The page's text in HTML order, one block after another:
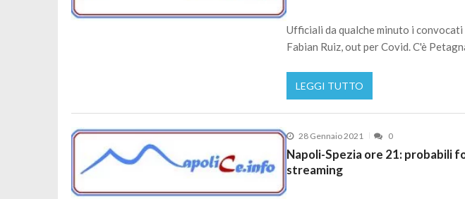
Ufficiali da qualche minuto i
Fabian Ruiz, out per Covid. C'è
LEGGI TUTTO
28 Gennaio 2021 0
Napoli-Spezia ore 21: probabili
streaming